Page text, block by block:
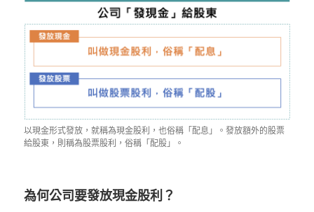
以現金形式發放，就稱為現金股利，也俗稱「配息」。發放額外的股票
給股東，則稱為股票股利，俗稱「配股」。
為何公司要發放現金股利？